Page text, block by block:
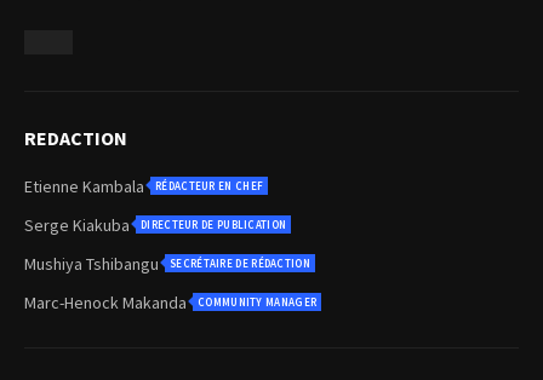
REDACTION
Etienne Kambala RÉDACTEUR EN CHEF
Serge Kiakuba DIRECTEUR DE PUBLICATION
Mushiya Tshibangu SECRÉTAIRE DE RÉDACTION
Marc-Henock Makanda COMMUNITY MANAGER